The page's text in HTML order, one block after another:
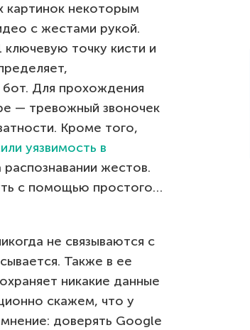
картинок некоторым
с жестами рукой.
ключевую точку кисти и
Для прохождения
— тревожный звоночек
Кроме того,
уязвимость в
жестов.
с помощью простого…
не связываются с
Также в ее
никакие данные
скажем, что у
доверять Google